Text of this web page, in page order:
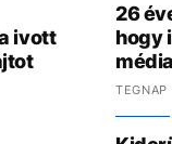
ivott
26
hogy